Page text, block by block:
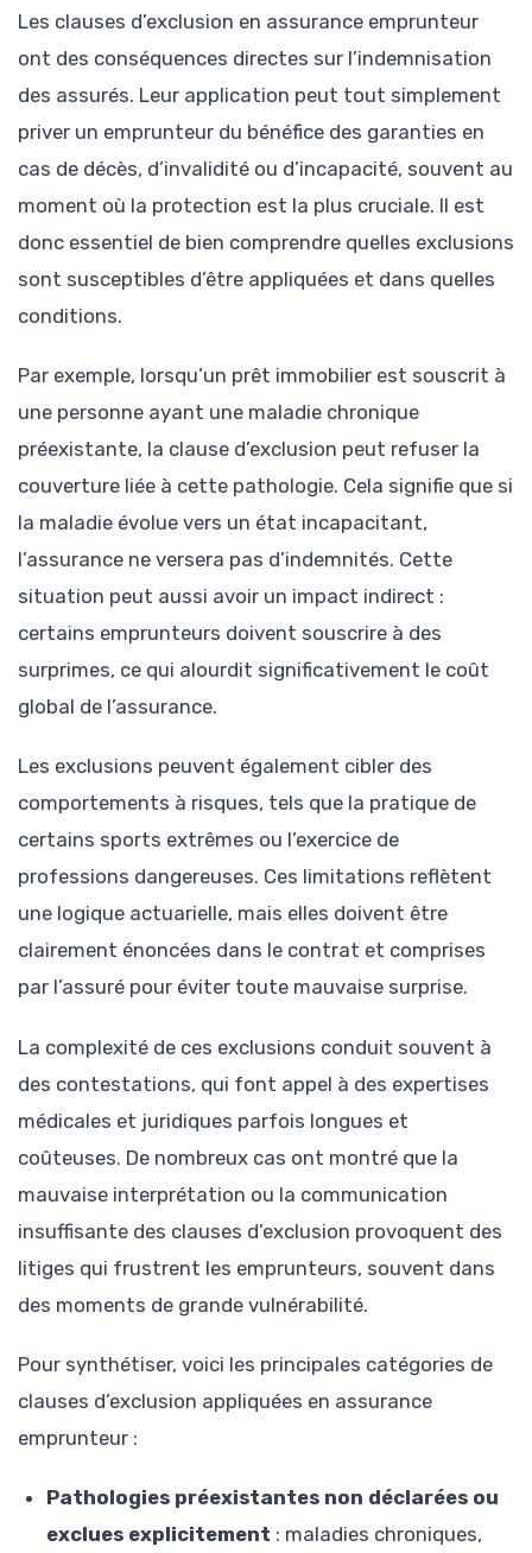
Les clauses d’exclusion en assurance emprunteur
ont des conséquences directes sur l’indemnisation
des assurés. Leur application peut tout simplement
priver un emprunteur du bénéfice des garanties en
cas de décès, d’invalidité ou d’incapacité, souvent au
moment où la protection est la plus cruciale. Il est
donc essentiel de bien comprendre quelles exclusions
sont susceptibles d’être appliquées et dans quelles
conditions.
Par exemple, lorsqu’un prêt immobilier est souscrit à
une personne ayant une maladie chronique
préexistante, la clause d’exclusion peut refuser la
couverture liée à cette pathologie. Cela signifie que si
la maladie évolue vers un état incapacitant,
l’assurance ne versera pas d’indemnités. Cette
situation peut aussi avoir un impact indirect :
certains emprunteurs doivent souscrire à des
surprimes, ce qui alourdit significativement le coût
global de l’assurance.
Les exclusions peuvent également cibler des
comportements à risques, tels que la pratique de
certains sports extrêmes ou l’exercice de
professions dangereuses. Ces limitations reflètent
une logique actuarielle, mais elles doivent être
clairement énoncées dans le contrat et comprises
par l’assuré pour éviter toute mauvaise surprise.
La complexité de ces exclusions conduit souvent à
des contestations, qui font appel à des expertises
médicales et juridiques parfois longues et
coûteuses. De nombreux cas ont montré que la
mauvaise interprétation ou la communication
insuffisante des clauses d’exclusion provoquent des
litiges qui frustrent les emprunteurs, souvent dans
des moments de grande vulnérabilité.
Pour synthétiser, voici les principales catégories de
clauses d’exclusion appliquées en assurance
emprunteur :
Pathologies préexistantes non déclarées ou
exclues explicitement : maladies chroniques,